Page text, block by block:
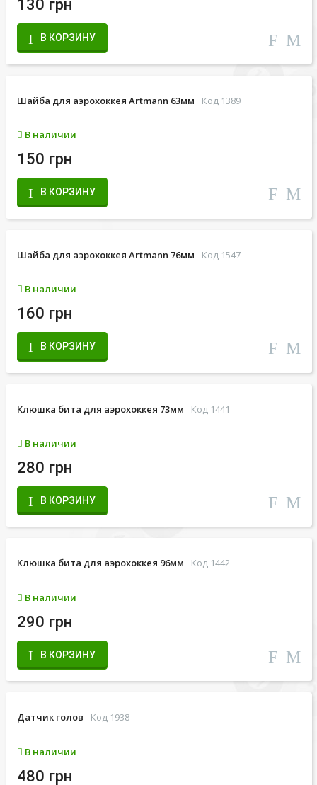
130 грн
В КОРЗИНУ
Шайба для аэрохоккея Artmann 63мм Код 1389
В наличии
150 грн
В КОРЗИНУ
Шайба для аэрохоккея Artmann 76мм Код 1547
В наличии
160 грн
В КОРЗИНУ
Клюшка бита для аэрохоккея 73мм Код 1441
В наличии
280 грн
В КОРЗИНУ
Клюшка бита для аэрохоккея 96мм Код 1442
В наличии
290 грн
В КОРЗИНУ
Датчик голов Код 1938
В наличии
480 грн